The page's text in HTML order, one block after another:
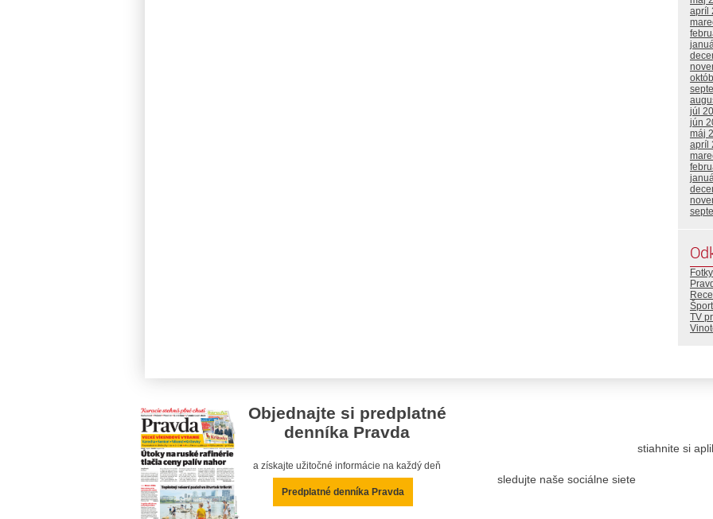
apríl
júl
jún
máj
apríl
Fotky
Šport
TV
Objednajte si predplatné
denníka Pravda
a získajte užitočné informácie na každý deň
Predplatné denníka Pravda
sledujte naše sociálne siete
stiahnite si